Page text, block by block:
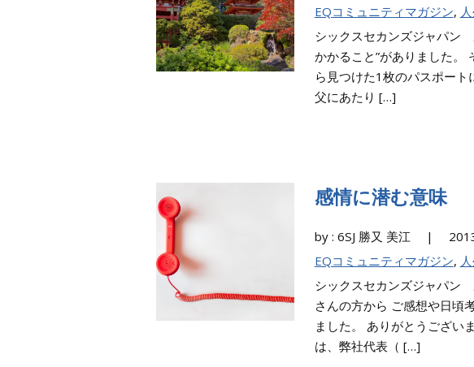
EQコミュニティマガジン,
シックスセカンズジャパン
かかること”がありました。
ら見つけた1枚のパスポー
父にあたり […]
感情に潜む意味
by : 6SJ 勝又 美江 |
EQコミュニティマガジン,
シックスセカンズジャパン
さんの方から ご感想や日頃
ました。 ありがとうござい
は、弊社代表（ […]